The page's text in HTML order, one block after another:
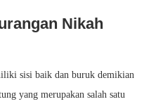
Nikah
sisi baik dan buruk demikian
yang merupakan salah satu